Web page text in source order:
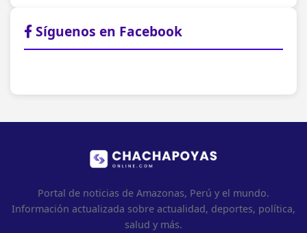
Síguenos en Facebook
Portal de noticias de Amazonas, Perú y el mundo.
Información actualizada sobre actualidad, deportes, política,
salud y más.